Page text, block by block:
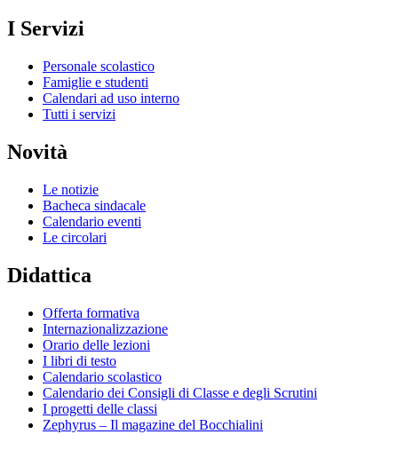
I Servizi
Personale scolastico
Famiglie e studenti
Calendari ad uso interno
Tutti i servizi
Novità
Le notizie
Bacheca sindacale
Calendario eventi
Le circolari
Didattica
Offerta formativa
Internazionalizzazione
Orario delle lezioni
I libri di testo
Calendario scolastico
Calendario dei Consigli di Classe e degli Scrutini
I progetti delle classi
Zephyrus – Il magazine del Bocchialini